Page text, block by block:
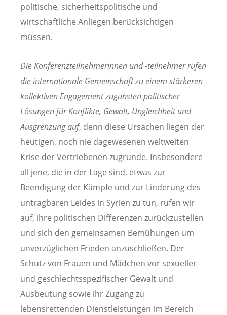
politische, sicherheitspolitische und
wirtschaftliche Anliegen berücksichtigen
müssen.
Die Konferenzteilnehmerinnen und -teilnehmer rufen
die internationale Gemeinschaft zu einem stärkeren
kollektiven Engagement zugunsten politischer
Lösungen für Konflikte, Gewalt, Ungleichheit und
Ausgrenzungauf, denn diese Ursachen liegen der
heutigen, noch nie dagewesenen weltweiten
Krise der Vertriebenen zugrunde. Insbesondere
all jene, die in der Lage sind, etwas zur
Beendigung der Kämpfe und zur Linderung des
untragbaren Leides in Syrien zu tun, rufen wir
auf, ihre politischen Differenzen zurückzustellen
und sich den gemeinsamen Bemühungen um
unverzüglichen Frieden anzuschließen. Der
Schutz von Frauen und Mädchen vor sexueller
und geschlechtsspezifischer Gewalt und
Ausbeutung sowie ihr Zugang zu
lebensrettenden Dienstleistungen im Bereich